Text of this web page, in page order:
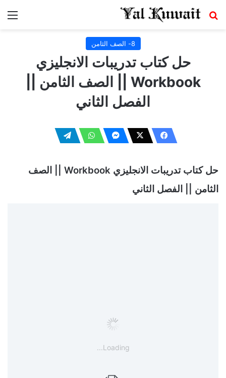
بحث عن
8- الصف الثامن
حل كتاب تدريبات الانجليزي
Workbook || الصف الثامن ||
الفصل الثاني
حل كتاب تدريبات الانجليزي Workbook || الصف
الثامن || الفصل الثاني
Loading...